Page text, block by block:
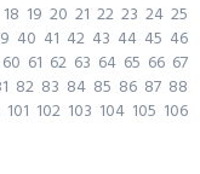
18 19 20 21 22 23 24 25
40 41 42 43 44 45 46
60 61 62 63 64 65 66 67
82 83 84 85 86 87 88
101 102 103 104 105 106